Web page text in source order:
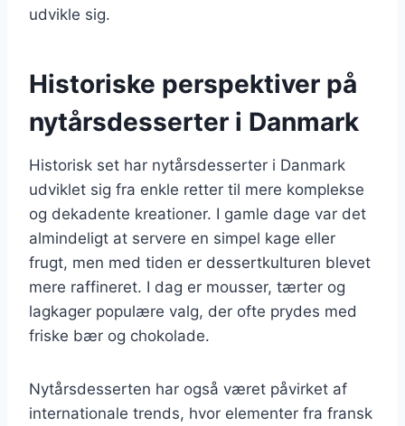
udvikle sig.
Historiske perspektiver på
nytårsdesserter i Danmark
Historisk set har nytårsdesserter i Danmark
udviklet sig fra enkle retter til mere komplekse
og dekadente kreationer. I gamle dage var det
almindeligt at servere en simpel kage eller
frugt, men med tiden er dessertkulturen blevet
mere raffineret. I dag er mousser, tærter og
lagkager populære valg, der ofte prydes med
friske bær og chokolade.
Nytårsdesserten har også været påvirket af
internationale trends, hvor elementer fra fransk